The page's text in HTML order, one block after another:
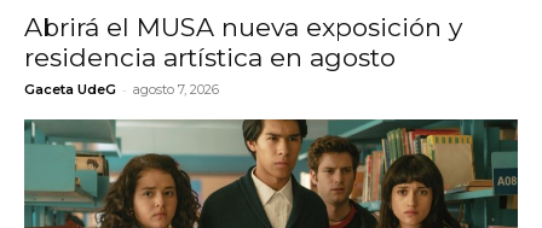
Abrirá el MUSA nueva exposición y
residencia artística en agosto
Gaceta UdeG - agosto 7, 2026